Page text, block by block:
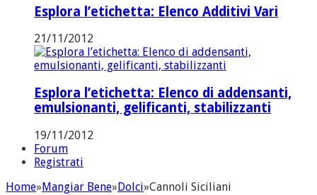
Esplora l’etichetta: Elenco Additivi Vari
21/11/2012
Esplora l’etichetta: Elenco di addensanti,
emulsionanti, gelificanti, stabilizzanti
19/11/2012
Forum
Registrati
Home»Mangiar Bene»Dolci»Cannoli Siciliani